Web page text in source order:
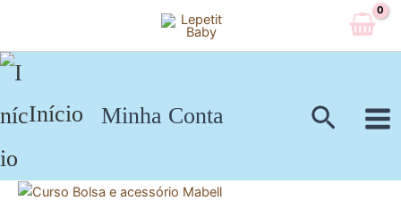
o
Início Minha Conta
Curso